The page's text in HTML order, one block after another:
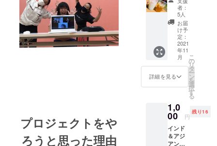
プロジェクトをや
ろうと思った理由
インド舞踊
に出会い、
今では生活
なっていま
現在、新型
ルスの拡大
により、あ
らゆる舞
台・公演が
券1枚
主催者
より受
付番号
をお知
らせし
ます。
当日、
受付番
号・お
名前を
受付に
えいた
だけれ
ば会場
内で販
売して
者：
5人
お届
け予
定：
2021
年11
月
詳細を見る
こ
の
リ
タ
ー
ン
を
選
択
す
る
1,0
00 円
残り16
インド
＆アジ
アンレ